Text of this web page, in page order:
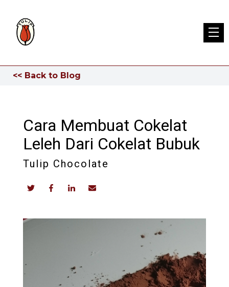
<< Back to Blog
Cara Membuat Cokelat
Leleh Dari Cokelat Bubuk
Tulip Chocolate